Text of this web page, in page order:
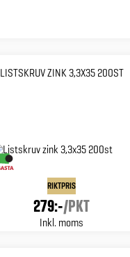
LISTSKRUV ZINK 3,3X35 200ST
RIKTPRIS
279:-/PKT
Inkl. moms